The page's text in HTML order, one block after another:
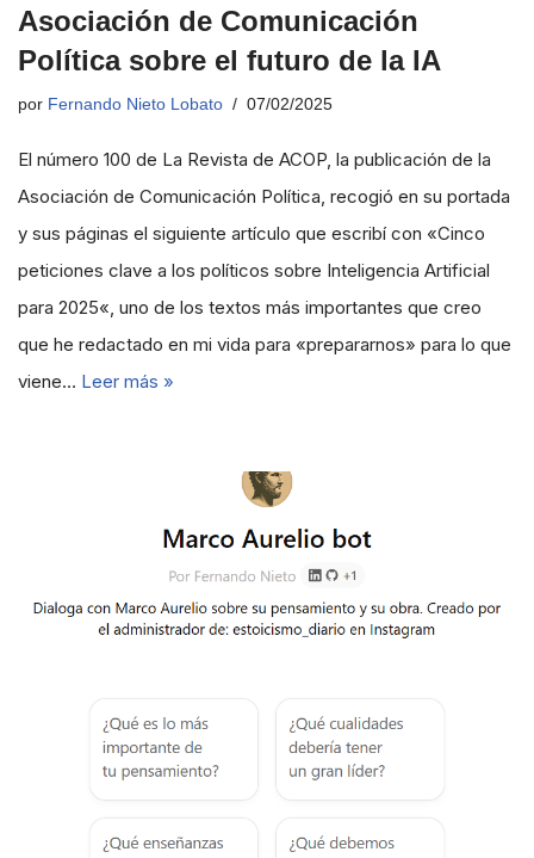
Asociación de Comunicación
Política sobre el futuro de la IA
por Fernando Nieto Lobato 07/02/2025
El número 100 de La Revista de ACOP, la publicación de la
Asociación de Comunicación Política, recogió en su portada
y sus páginas el siguiente artículo que escribí con «Cinco
peticiones clave a los políticos sobre Inteligencia Artificial
para 2025«, uno de los textos más importantes que creo
que he redactado en mi vida para «prepararnos» para lo que
viene… Leer más »